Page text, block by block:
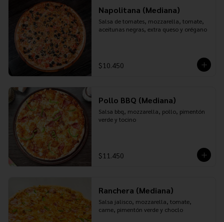
Napolitana (Mediana)
Salsa de tomates, mozzarella, tomate,
aceitunas negras, extra queso y orégano
$10.450
Pollo BBQ (Mediana)
Salsa bbq, mozzarella, pollo, pimentón
verde y tocino
$11.450
Ranchera (Mediana)
Salsa jalisco, mozzarella, tomate,
carne, pimentón verde y choclo